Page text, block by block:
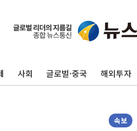
사회 글로벌·중국 해외투자
속보